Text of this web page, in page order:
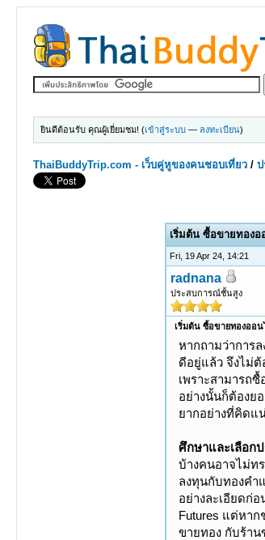
ยินดีต้อนรับ คุณผู้เยี่ยมชม! (เข้าสู่ระบบ — ลงทะเบียน)
ThaiBuddyTrip.com - เว็บคู่หูของคนชอบเที่ยว /
เริ่มต้น ซื้อขายทอง
Fri, 19 Apr 24, 14:21
radnana
ประสบการณ์ชั้นสูง
เริ่มต้น ซื้อขายทองออน
หากถามว่าการ
ดีอยู่แล้ว จึงไม่
เพราะสามารถ
อย่างนั้นก็ต้องย
ยากอย่างที่คิดแ
ศึกษาและเลือก
บ้างคนอาจไม่ท
ลงทุนกับทองคำ
อย่างละเอียดก่
Futures แต่หา
ขายทอง กับร้าน